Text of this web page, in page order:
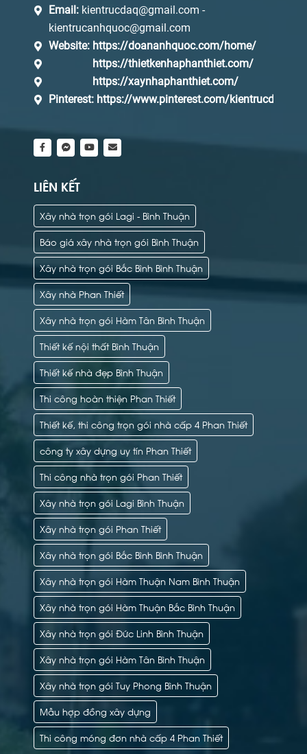
Email: kientrucdaq@gmail.com -
kientrucanhquoc@gmail.com
Website: https://doananhquoc.com/home/
https://thietkenhaphanthiet.com/
https://xaynhaphanthiet.com/
Pinterest: https://www.pinterest.com/kientrucdaq/
LIÊN KẾT
Xây nhà trọn gói Lagi - Bình Thuận
Báo giá xây nhà trọn gói Bình Thuận
Xây nhà trọn gói Bắc Bình Bình Thuận
Xây nhà Phan Thiết
Xây nhà trọn gói Hàm Tân Bình Thuận
Thiết kế nội thất Bình Thuận
Thiết kế nhà đẹp Bình Thuận
Thi công hoàn thiện Phan Thiết
Thiết kế, thi công trọn gói nhà cấp 4 Phan Thiết
công ty xây dựng uy tín Phan Thiết
Thi công nhà trọn gói Phan Thiết
Xây nhà trọn gói Lagi Bình Thuận
Xây nhà trọn gói Phan Thiết
Xây nhà trọn gói Bắc Bình Bình Thuận
Xây nhà trọn gói Hàm Thuận Nam Bình Thuận
Xây nhà trọn gói Hàm Thuận Bắc Bình Thuận
Xây nhà trọn gói Đức Linh Bình Thuận
Xây nhà trọn gói Hàm Tân Bình Thuận
Xây nhà trọn gói Tuy Phong Bình Thuận
Mẫu hợp đồng xây dựng
Thi công móng đơn nhà cấp 4 Phan Thiết